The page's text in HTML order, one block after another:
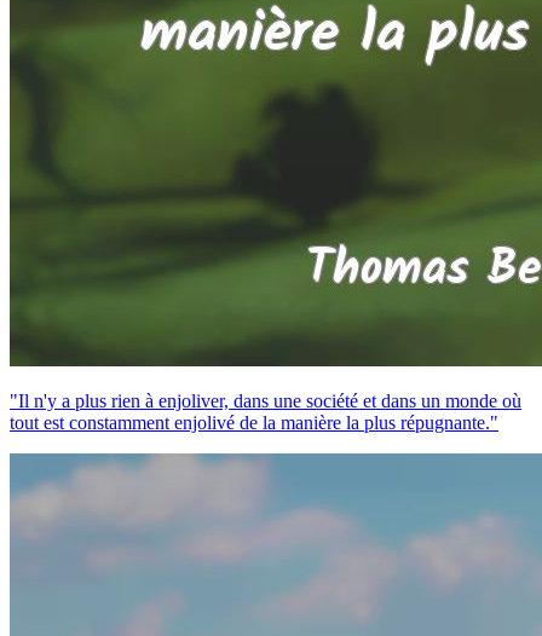
"Il n'y a plus rien à enjoliver, dans une société et dans un monde où
tout est constamment enjolivé de la manière la plus répugnante."